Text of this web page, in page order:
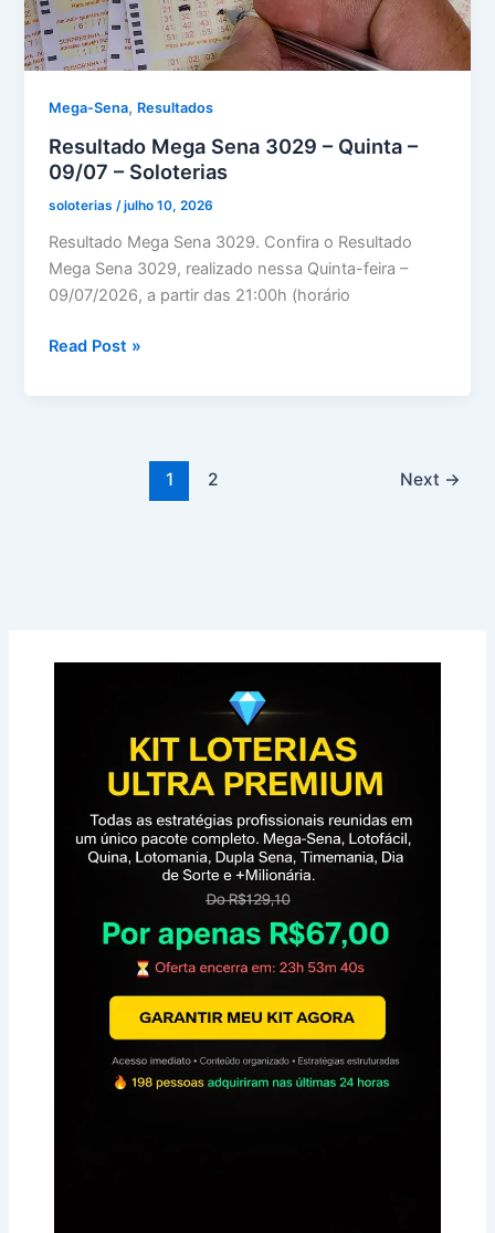
Mega-Sena, Resultados
Resultado Mega Sena 3029 – Quinta –
09/07 – Soloterias
soloterias/julho 10, 2026
Resultado Mega Sena 3029. Confira o Resultado
Mega Sena 3029, realizado nessa Quinta-feira –
09/07/2026, a partir das 21:00h (horário
Resultado
Read Post »
1 2 Next →